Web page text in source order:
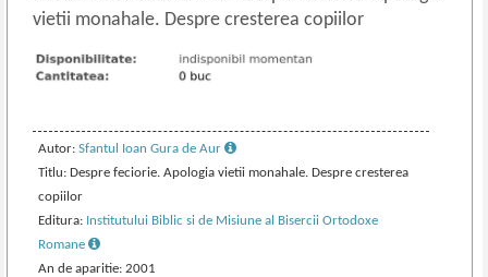
vietii monahale. Despre cresterea copiilor
Autor:Sfantul Ioan Gura de Aur
Titlu: Despre feciorie. Apologia vietii monahale. Despre cresterea
copiilor
Editura: Institutului Biblic si de Misiune al Bisercii Ortodoxe
Romane
An de aparitie: 2001